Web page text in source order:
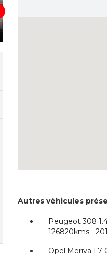
Autres véhicules
Peugeot 308
126820kms -
Opel Meriva 1.7